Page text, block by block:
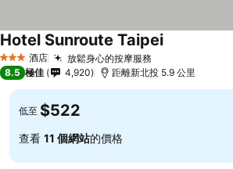
3 星級 酒店 放鬆身心的按摩服務
Hotel Sunroute Taipei
8.5 極佳 4,920 距離新北投 5.9 公里
低至 $522
查看 11 個網站的價格